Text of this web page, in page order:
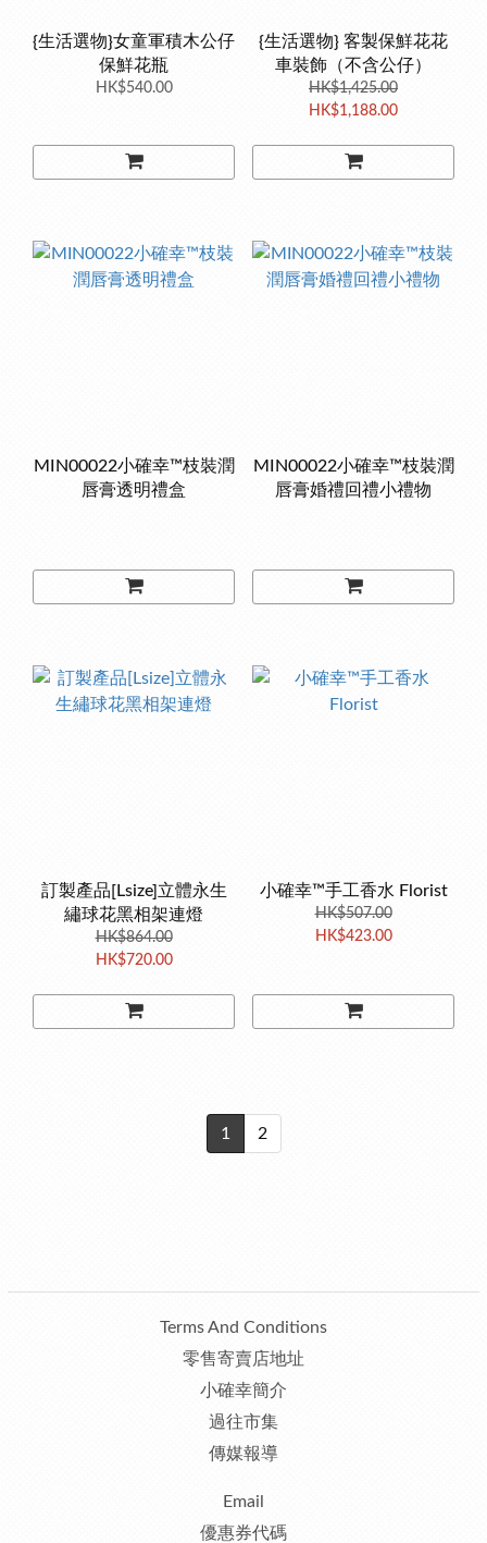
{生活選物}女童軍積木公仔
保鮮花瓶
HK$540.00
{生活選物} 客製保鮮花花
車裝飾（不含公仔）
HK$1,425.00
HK$1,188.00
MIN00022小確幸™枝裝潤
唇膏透明禮盒
MIN00022小確幸™枝裝潤
唇膏婚禮回禮小禮物
訂製產品[Lsize]立體永生
繡球花黑相架連燈
HK$864.00
HK$720.00
小確幸™手工香水 Florist
HK$507.00
HK$423.00
1 2
Terms And Conditions
零售寄賣店地址
小確幸簡介
過往市集
傳媒報導
Email
優惠券代碼